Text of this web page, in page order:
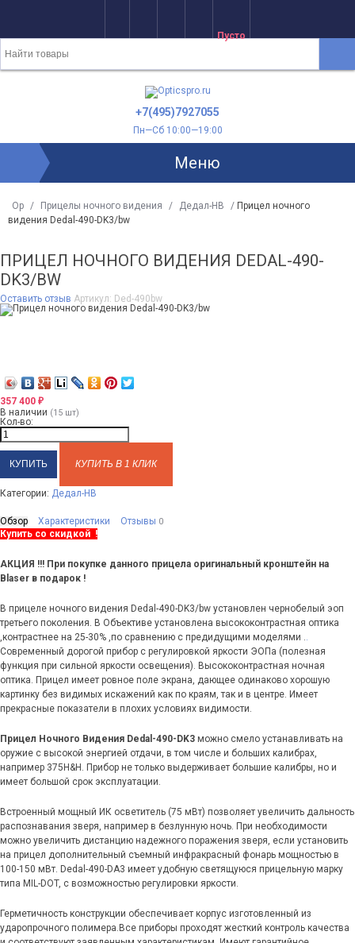
Пусто
+7(495)7927055
Пн—Сб 10:00—19:00
Меню
Op / Прицелы ночного видения / Дедал-НВ / Прицел ночного
видения Dedal-490-DK3/bw
ПРИЦЕЛ НОЧНОГО ВИДЕНИЯ DEDAL-490-
DK3/BW
Оставить отзыв Артикул: Ded-490bw
357 400 ₽
В наличии (15 шт)
Кол-во:
КУПИТЬ В 1 КЛИК
Категории: Дедал-НВ
Обзор Характеристики Отзывы 0
Купить со скидкой !
АКЦИЯ !!! При покупке данного прицела оригинальный кронштейн на
Blaser в подарок !
В прицеле ночного видения Dedal-490-DK3/bw установлен чернобелый эоп
третьего поколения. В Объективе установлена высококонтрастная оптика
,контрастнее на 25-30% ,по сравнению с предидущими моделями ..
Современный дорогой прибор с регулировкой яркости ЭОПа (полезная
функция при сильной яркости освещения). Высококонтрастная ночная
оптика. Прицел имеет ровное поле экрана, дающее одинаково хорошую
картинку без видимых искажений как по краям, так и в центре. Имеет
прекрасные показатели в плохих условиях видимости.
Прицел Ночного Видения Dedal-490-DK3 можно смело устанавливать на
оружие с высокой энергией отдачи, в том числе и больших калибрах,
например 375H&H. Прибор не только выдерживает большие калибры, но и
имеет большой срок эксплуатации.
Встроенный мощный ИК осветитель (75 мВт) позволяет увеличить дальность
распознавания зверя, например в безлунную ночь. При необходимости
можно увеличить дистанцию надежного поражения зверя, если установить
на прицел дополнительный съемный инфракрасный фонарь мощностью в
100-150 мВт. Dedal-490-DA3 имеет удобную светящуюся прицельную марку
типа MIL-DOT, с возможностью регулировки яркости.
Герметичность конструкции обеспечивает корпус изготовленный из
ударопрочного полимера.Все приборы проходят жесткий контроль качества